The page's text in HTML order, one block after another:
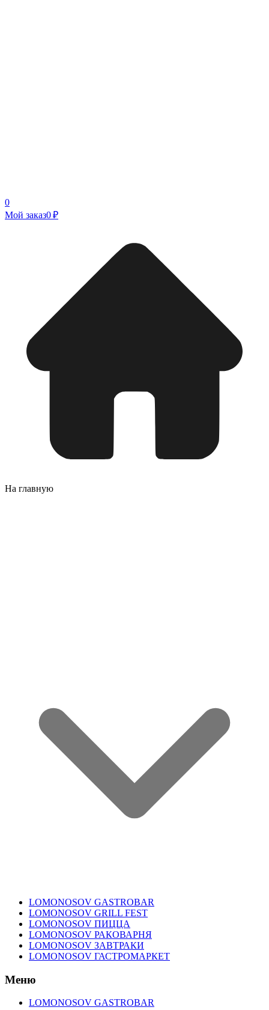
0
Мой заказ0 ₽
На главную
LOMONOSOV GASTROBAR
LOMONOSOV GRILL FEST
LOMONOSOV ПИЦЦА
LOMONOSOV РАКОВАРНЯ
LOMONOSOV ЗАВТРАКИ
LOMONOSOV ГАСТРОМАРКЕТ
Меню
LOMONOSOV GASTROBAR